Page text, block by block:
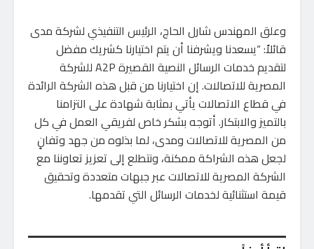
وعلق المهندس شارل الحاج، الرئيس التنفيذي لشركة مدى
قائلاً: “يسعدنا ويشرفنا أن يتم اختيارنا كشريك مفضل
لتقديم خدمات الرسائل النصية القصيرة A2P للشركة
المصرية للاتصالات. إن اختيارنا من قبل هذه الشركة الرائدة
في قطاع الاتصالات يأتي بمثابة شهادة على التزامنا
بالتميز والابتكار. أتوجه بشكر خاص لفريقي العمل في كل
من المصرية للاتصالات ومدى، لما بذلوه من جهد وتفانٍ
لجعل هذه الشراكة ممكنة، ونتطلع إلى تعزيز تعاوننا مع
الشركة المصرية للاتصالات عبر جبهات متعددة وتحقيق
قيمة استثنائية لخدمات الرسائل التي تقدمها.